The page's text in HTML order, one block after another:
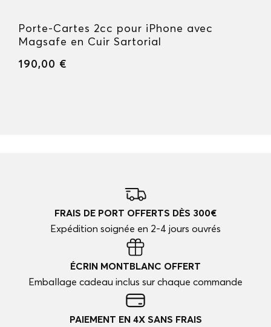
Porte-Cartes 2cc pour iPhone avec
Magsafe en Cuir Sartorial
190,00 €
FRAIS DE PORT OFFERTS DÈS 300€
Expédition soignée en 2-4 jours ouvrés
ÉCRIN MONTBLANC OFFERT
Emballage cadeau inclus sur chaque commande
PAIEMENT EN 4X SANS FRAIS